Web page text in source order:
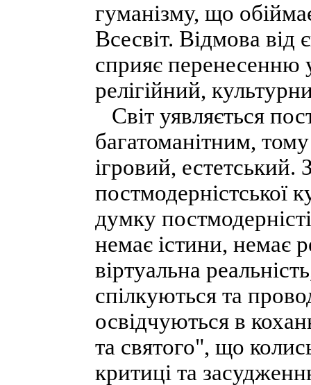
гуманізму, що
Всесвіт. Відмова
сприяє перенесенню
релігійний,
Світ уявляється
багатоманітним,
ігровий, естетський.
постмодерністської
думку
немає істини, немає
віртуальна
спілкуються та
освідчуються в
та святого", що
критиці та